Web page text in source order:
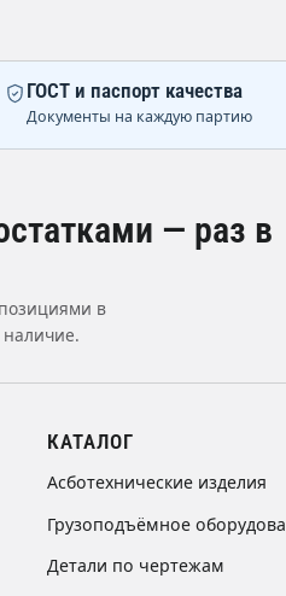
ГОСТ и паспорт качества
Документы на каждую партию
— раз в
в
КАТАЛОГ
Асботехнические изделия
Грузоподъёмное
Детали по чертежам